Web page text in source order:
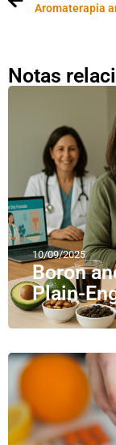
Aromaterapia
Notas
10/09/2025
Boron
Plain-